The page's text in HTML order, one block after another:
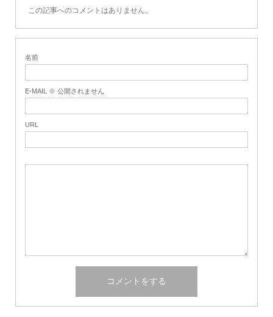
この記事へのコメントはありません。
名前
E-MAIL ※ 公開されません
URL